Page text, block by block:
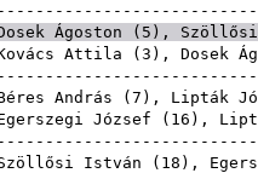
Ágoston ( 5 ),
Attila ( 3 ), Dosek
András ( 7 ), Lipták
József ( 16 ),
István ( 18 ),